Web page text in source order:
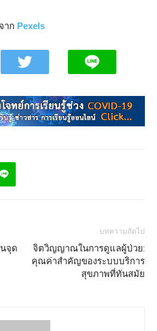
จาก Pexels
จุด
บทความถัดไป
จิตวิญญาณในการดูแลผู้ป่วย:
คุณค่าสำคัญของระบบบริการ
สุขภาพที่ทันสมัย